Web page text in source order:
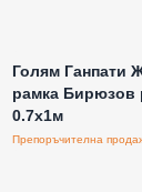
Голям Ганпати
рамка Бирюзов
0.7х1м